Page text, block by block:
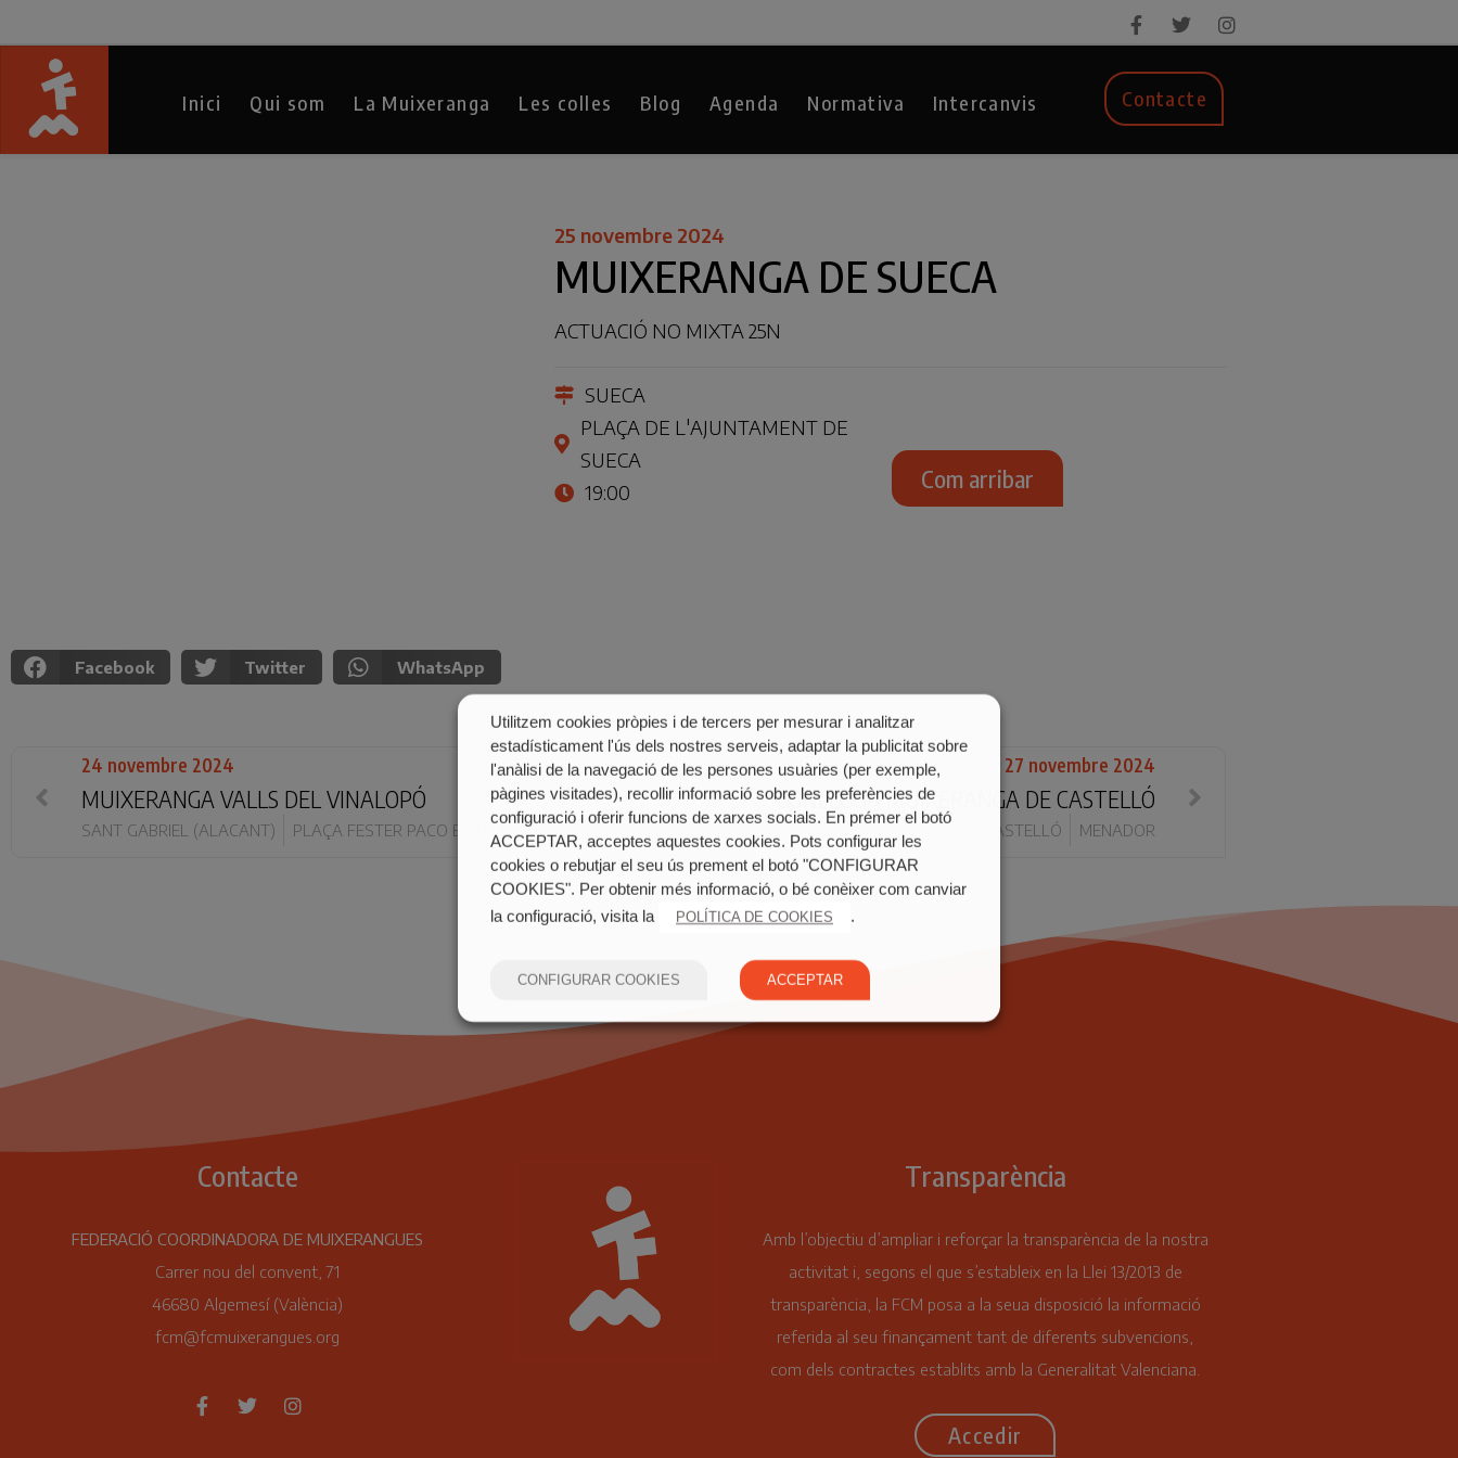
Inici Qui som La Muixeranga Les colles Blog Agenda Normativa Intercanvis Contacte
25 novembre 2024
MUIXERANGA DE SUECA
ACTUACIÓ NO MIXTA 25N
SUECA
PLAÇA DE L'AJUNTAMENT DE
SUECA
19:00
Com arribar
Facebook Twitter WhatsApp
24 novembre 2024
MUIXERANGA VALLS DEL VINALOPÓ
SANT GABRIEL (ALACANT) PLAÇA FESTER PACO BOTELLA
27 novembre 2024
CONLLOGA MUIXERANGA DE CASTELLÓ
CASTELLÓ MENADOR
Contacte
FEDERACIÓ COORDINADORA DE MUIXERANGUES
Carrer nou del convent, 71
46680 Algemesí (València)
fcm@fcmuixerangues.org
Transparència
Amb l’objectiu d’ampliar i reforçar la transparència de la nostra
activitat i, segons el que s’estableix en la Llei 13/2013 de
transparència, la FCM posa a la seua disposició la informació
referida al seu finançament tant de diferents subvencions,
com dels contractes establits amb la Generalitat Valenciana.
Accedir
Utilitzem cookies pròpies i de tercers per mesurar i analitzar
estadísticament l'ús dels nostres serveis, adaptar la publicitat sobre
l'anàlisi de la navegació de les persones usuàries (per exemple,
pàgines visitades), recollir informació sobre les preferències de
configuració i oferir funcions de xarxes socials. En prémer el botó
ACCEPTAR, acceptes aquestes cookies. Pots configurar les
cookies o rebutjar el seu ús prement el botó "CONFIGURAR
COOKIES". Per obtenir més informació, o bé conèixer com canviar
la configuració, visita la
POLÍTICA DE COOKIES .
CONFIGURAR COOKIES ACCEPTAR